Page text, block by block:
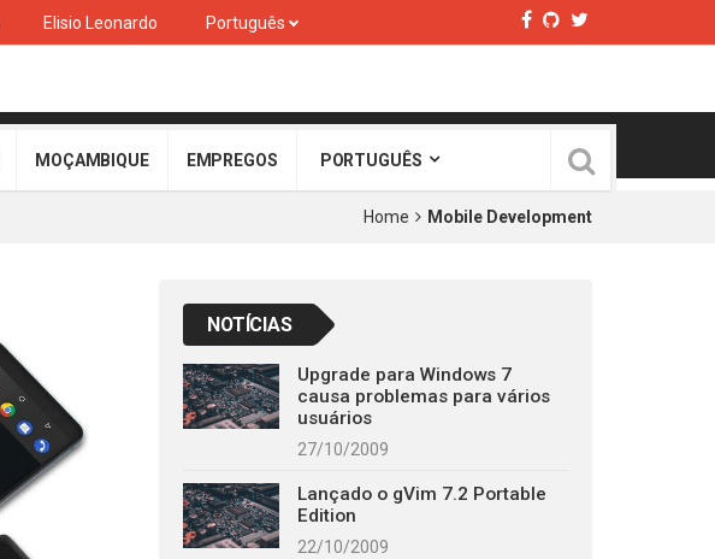
Elisio Leonardo Português
MOÇAMBIQUE EMPREGOS PORTUGUÊS
Home Mobile Development
NOTÍCIAS
Upgrade para Windows 7
causa problemas para vários
usuários
27/10/2009
Lançado o gVim 7.2 Portable
Edition
22/10/2009